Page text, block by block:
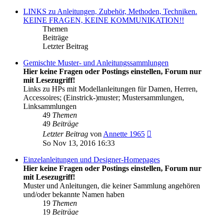
LINKS zu Anleitungen, Zubehör, Methoden, Techniken.
KEINE FRAGEN, KEINE KOMMUNIKATION!!
Themen
Beiträge
Letzter Beitrag
Gemischte Muster- und Anleitungssammlungen
Hier keine Fragen oder Postings einstellen, Forum nur
mit Lesezugriff!
Links zu HPs mit Modellanleitungen für Damen, Herren,
Accessoires; (Einstrick-)muster; Mustersammlungen,
Linksammlungen
49 Themen
49 Beiträge
Letzter Beitrag vonAnnette 1965
So Nov 13, 2016 16:33
Einzelanleitungen und Designer-Homepages
Hier keine Fragen oder Postings einstellen, Forum nur
mit Lesezugriff!
Muster und Anleitungen, die keiner Sammlung angehören
und/oder bekannte Namen haben
19 Themen
19 Beiträge